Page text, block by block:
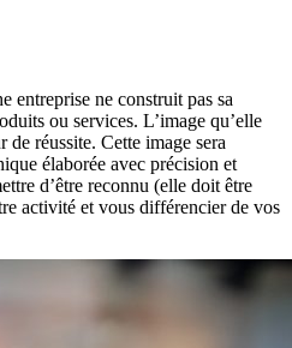
entreprise ne construit pas sa
ou services. L’image qu’elle
de réussite. Cette image sera
élaborée avec précision et
d’être reconnu (elle doit être
activité et vous différencier de vos